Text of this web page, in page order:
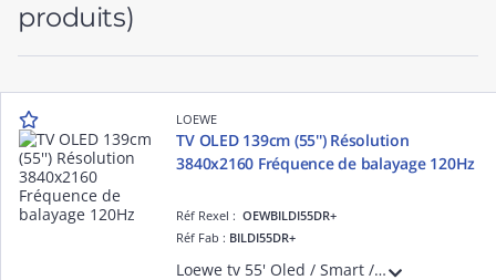
produits)
LOEWE
TV OLED 139cm (55'') Résolution
3840x2160 Fréquence de balayage 120Hz
Réf Rexel :OEWBILDI55DR+
Réf Fab : BILDI55DR+
Loewe tv 55' Oled / Smart / 4xHDMI 2.1 / 4xUSB / HDR10 / Dolby vision / Photo player / Voice control by Alexa skills